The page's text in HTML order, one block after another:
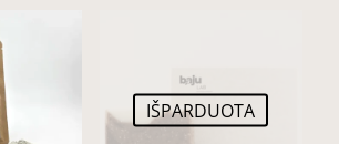
IŠPARDUOTA